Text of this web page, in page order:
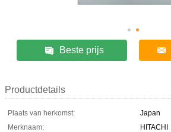
Beste prijs
Productdetails
Plaats van herkomst:
Japan
Merknaam:
HITACHI